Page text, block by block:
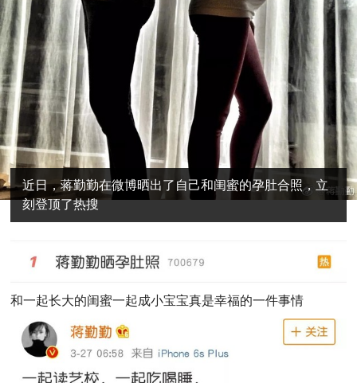
近日，蒋勤勤在微博晒出了自己和闺蜜的孕肚合照，立
刻登顶了热搜
和一起长大的闺蜜一起成小宝宝真是幸福的一件事情